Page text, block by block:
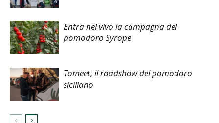
Entra nel vivo la campagna del
pomodoro Syrope
Tomeet, il roadshow del pomodoro
siciliano